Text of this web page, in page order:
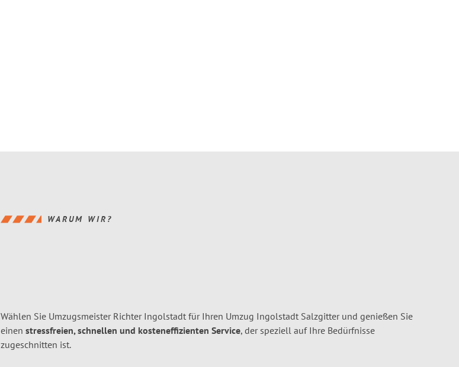
WARUM WIR?
Wählen Sie Umzugsmeister Richter Ingolstadt für Ihren Umzug Ingolstadt Salzgitter und genießen Sie
einen stressfreien, schnellen und kosteneffizienten Service, der speziell auf Ihre Bedürfnisse
zugeschnitten ist.